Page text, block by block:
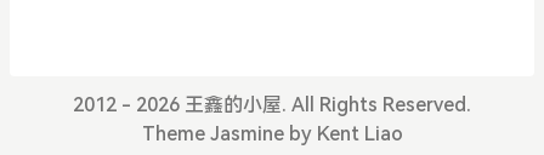
一直没下通知，也不知道51后如何，还是有想回单位
的，毕竟今年过半
分数线，这成绩应该稳了吧。接下来就该准备面试
了，希望继续好运。
2012 - 2026 王鑫的小屋. All Rights Reserved.
Theme Jasmineby Kent Liao